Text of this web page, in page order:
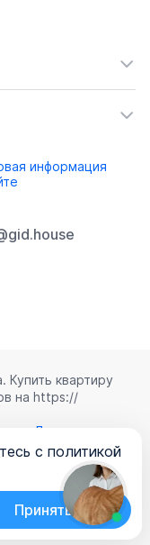
информация
Купить квартиру
на https://
с
Лицензионным
и
с политикой
Принять